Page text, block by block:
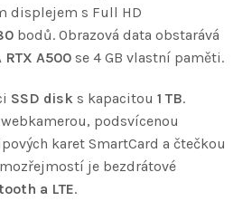
displejem s Full HD
bodů. Obrazová data obstarává
RTX A500 se 4 GB vlastní paměti.
SSD disk s kapacitou 1 TB.
podsvícenou
karet SmartCard a čtečkou
je bezdrátové
a LTE.